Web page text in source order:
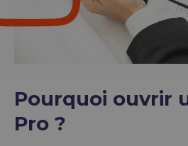
Pourquoi ouvrir
Pro ?